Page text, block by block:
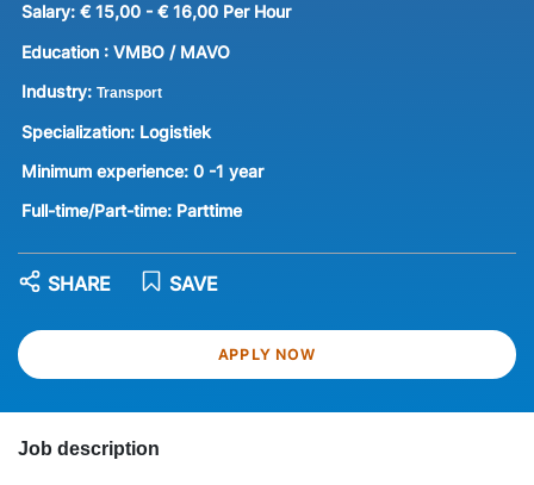
Salary: € 15,00 - € 16,00 Per Hour
Education : VMBO / MAVO
Industry: Transport
Specialization: Logistiek
Minimum experience: 0 -1 year
Full-time/Part-time: Parttime
APPLY NOW
SAVE
SHARE
Job description